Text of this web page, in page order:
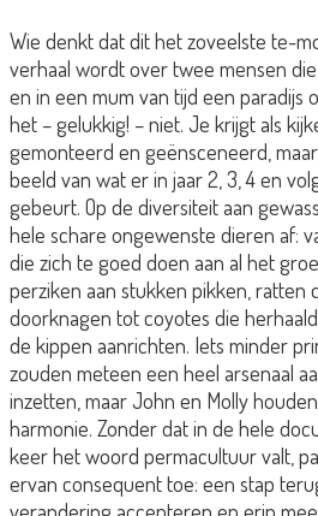
Wie denkt dat dit het zoveelste te-
verhaal wordt over twee mensen
en in een mum van tijd een paradijs
het – gelukkig! – niet. Je krijgt als
gemonteerd en geënsceneerd,
beeld van wat er in jaar 2, 3, 4 en
gebeurt. Op de diversiteit aan
hele schare ongewenste dieren af:
die zich te goed doen aan al het
perziken aan stukken pikken, ratten
doorknagen tot coyotes die
de kippen aanrichten. Iets minder
zouden meteen een heel arsenaal
inzetten, maar John en Molly
harmonie. Zonder dat in de hele
keer het woord permacultuur valt,
ervan consequent toe: een stap
verandering accepteren en erin